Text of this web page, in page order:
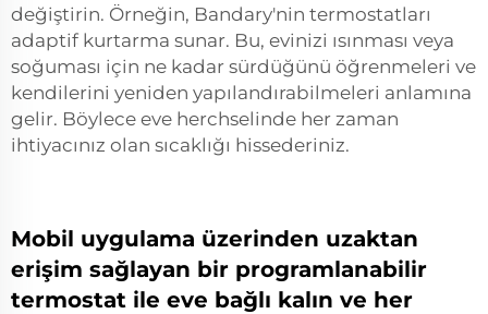
değiştirin. Örneğin, Bandary'nin termostatları
adaptif kurtarma sunar. Bu, evinizi ısınması veya
soğuması için ne kadar sürdüğünü öğrenmeleri ve
kendilerini yeniden yapılandırabilmeleri anlamına
gelir. Böylece eve herchselinde her zaman
ihtiyacınız olan sıcaklığı hissederiniz.
Mobil uygulama üzerinden uzaktan
erişim sağlayan bir programlanabilir
termostat ile eve bağlı kalın ve her